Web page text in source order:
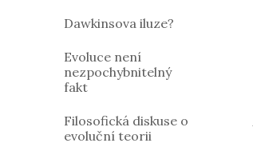
Dawkinsova iluze?
Evoluce není
nezpochybnitelný
fakt
Filosofická diskuse o
evoluční teorii